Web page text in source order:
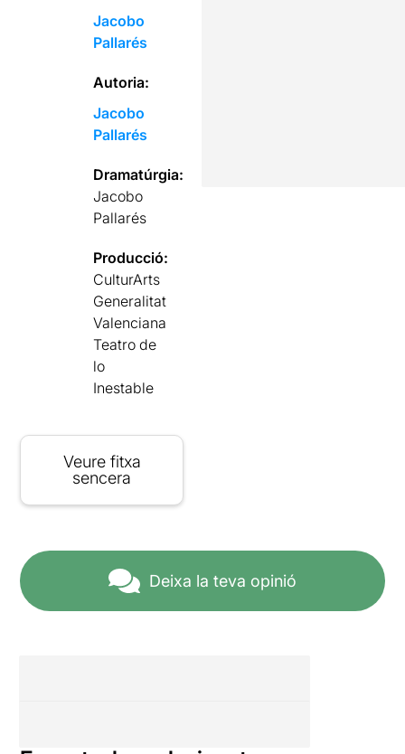
Jacobo
Pallarés
Autoria:
Jacobo
Pallarés
Dramatúrgia:
Jacobo
Pallarés
Producció:
CulturArts
Generalitat
Valenciana
Teatro de
lo
Inestable
Veure fitxa
sencera
Deixa la teva opinió